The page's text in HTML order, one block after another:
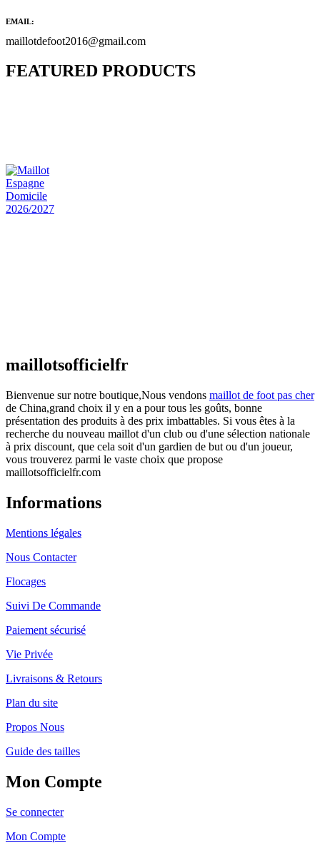
EMAIL:
maillotdefoot2016@gmail.com
FEATURED PRODUCTS
maillotsofficielfr
Bienvenue sur notre boutique,Nous vendons maillot de foot pas cher
de China,grand choix il y en a pour tous les goûts, bonne
présentation des produits à des prix imbattables. Si vous êtes à la
recherche du nouveau maillot d'un club ou d'une sélection nationale
à prix discount, que cela soit d'un gardien de but ou d'un joueur,
vous trouverez parmi le vaste choix que propose
maillotsofficielfr.com
Informations
Mentions légales
Nous Contacter
Flocages
Suivi De Commande
Paiement sécurisé
Vie Privée
Livraisons & Retours
Plan du site
Propos Nous
Guide des tailles
Mon Compte
Se connecter
Mon Compte